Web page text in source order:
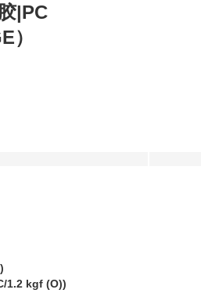
|PC
）
1.2 kgf (O))